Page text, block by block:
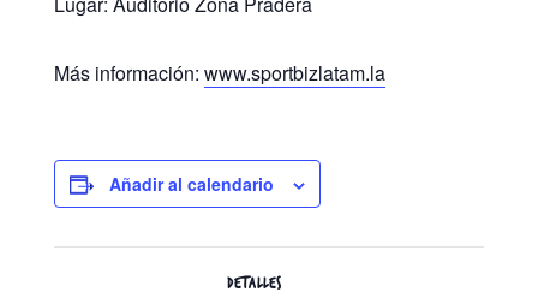
Más información: www.sportbizlatam.la
Añadir al calendario
DETALLES